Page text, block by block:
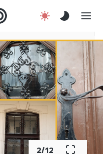
Csatlakozz!
Kapcsolat
En
2/12